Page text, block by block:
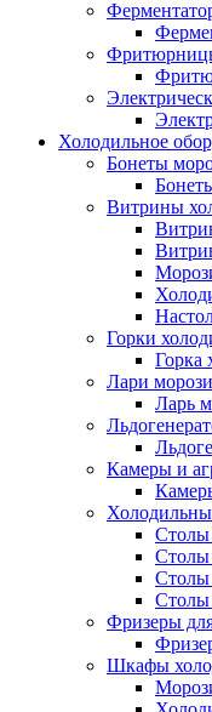
Холодильное
Бонеты
Витрины
Горки
Горка
Лари
Ларь
Камеры и
Столы
Столы
Столы
Фризеры
Шкафы